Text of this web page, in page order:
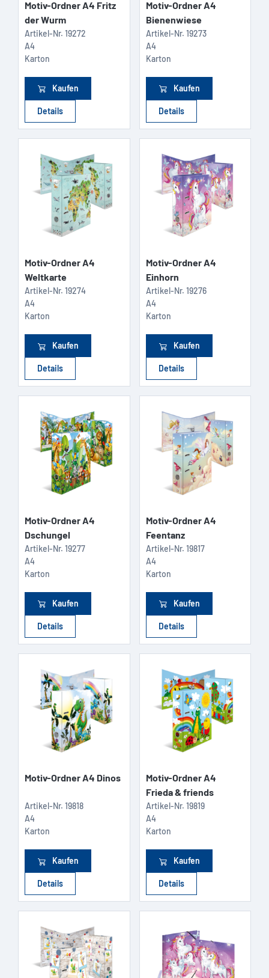
Motiv-Ordner A4 Fritz
der Wurm
Artikel-Nr. 19272
A4
Karton
Kaufen
Details
Motiv-Ordner A4
Bienenwiese
Artikel-Nr. 19273
A4
Karton
Kaufen
Details
Motiv-Ordner A4
Weltkarte
Artikel-Nr. 19274
A4
Karton
Kaufen
Details
Motiv-Ordner A4
Einhorn
Artikel-Nr. 19276
A4
Karton
Kaufen
Details
Motiv-Ordner A4
Dschungel
Artikel-Nr. 19277
A4
Karton
Kaufen
Details
Motiv-Ordner A4
Feentanz
Artikel-Nr. 19817
A4
Karton
Kaufen
Details
Motiv-Ordner A4 Dinos
Artikel-Nr. 19818
A4
Karton
Kaufen
Details
Motiv-Ordner A4
Frieda & friends
Artikel-Nr. 19819
A4
Karton
Kaufen
Details